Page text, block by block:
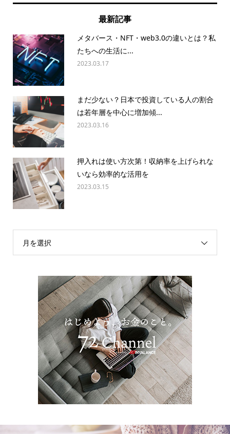
最新記事
メタバース・NFT・web3.0の違いとは？私
たちへの生活に...
2023.03.17
まだ少ない？日本で投資している人の割合
は若年層を中心に増加傾...
2023.03.16
押入れは使い方次第！収納率を上げられな
いなら効率的な活用を
2023.03.15
月を選択